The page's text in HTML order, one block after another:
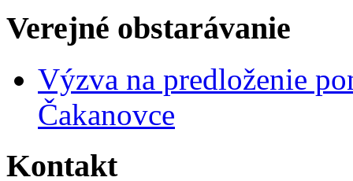
Verejné obstarávanie
Výzva na predloženie
Čakanovce
Kontakt